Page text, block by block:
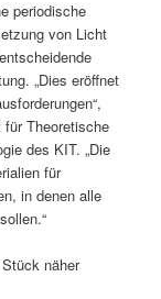
periodische
von Licht
„Dies eröffnet
Theoretische
des KIT. „Die
für
in denen alle
näher